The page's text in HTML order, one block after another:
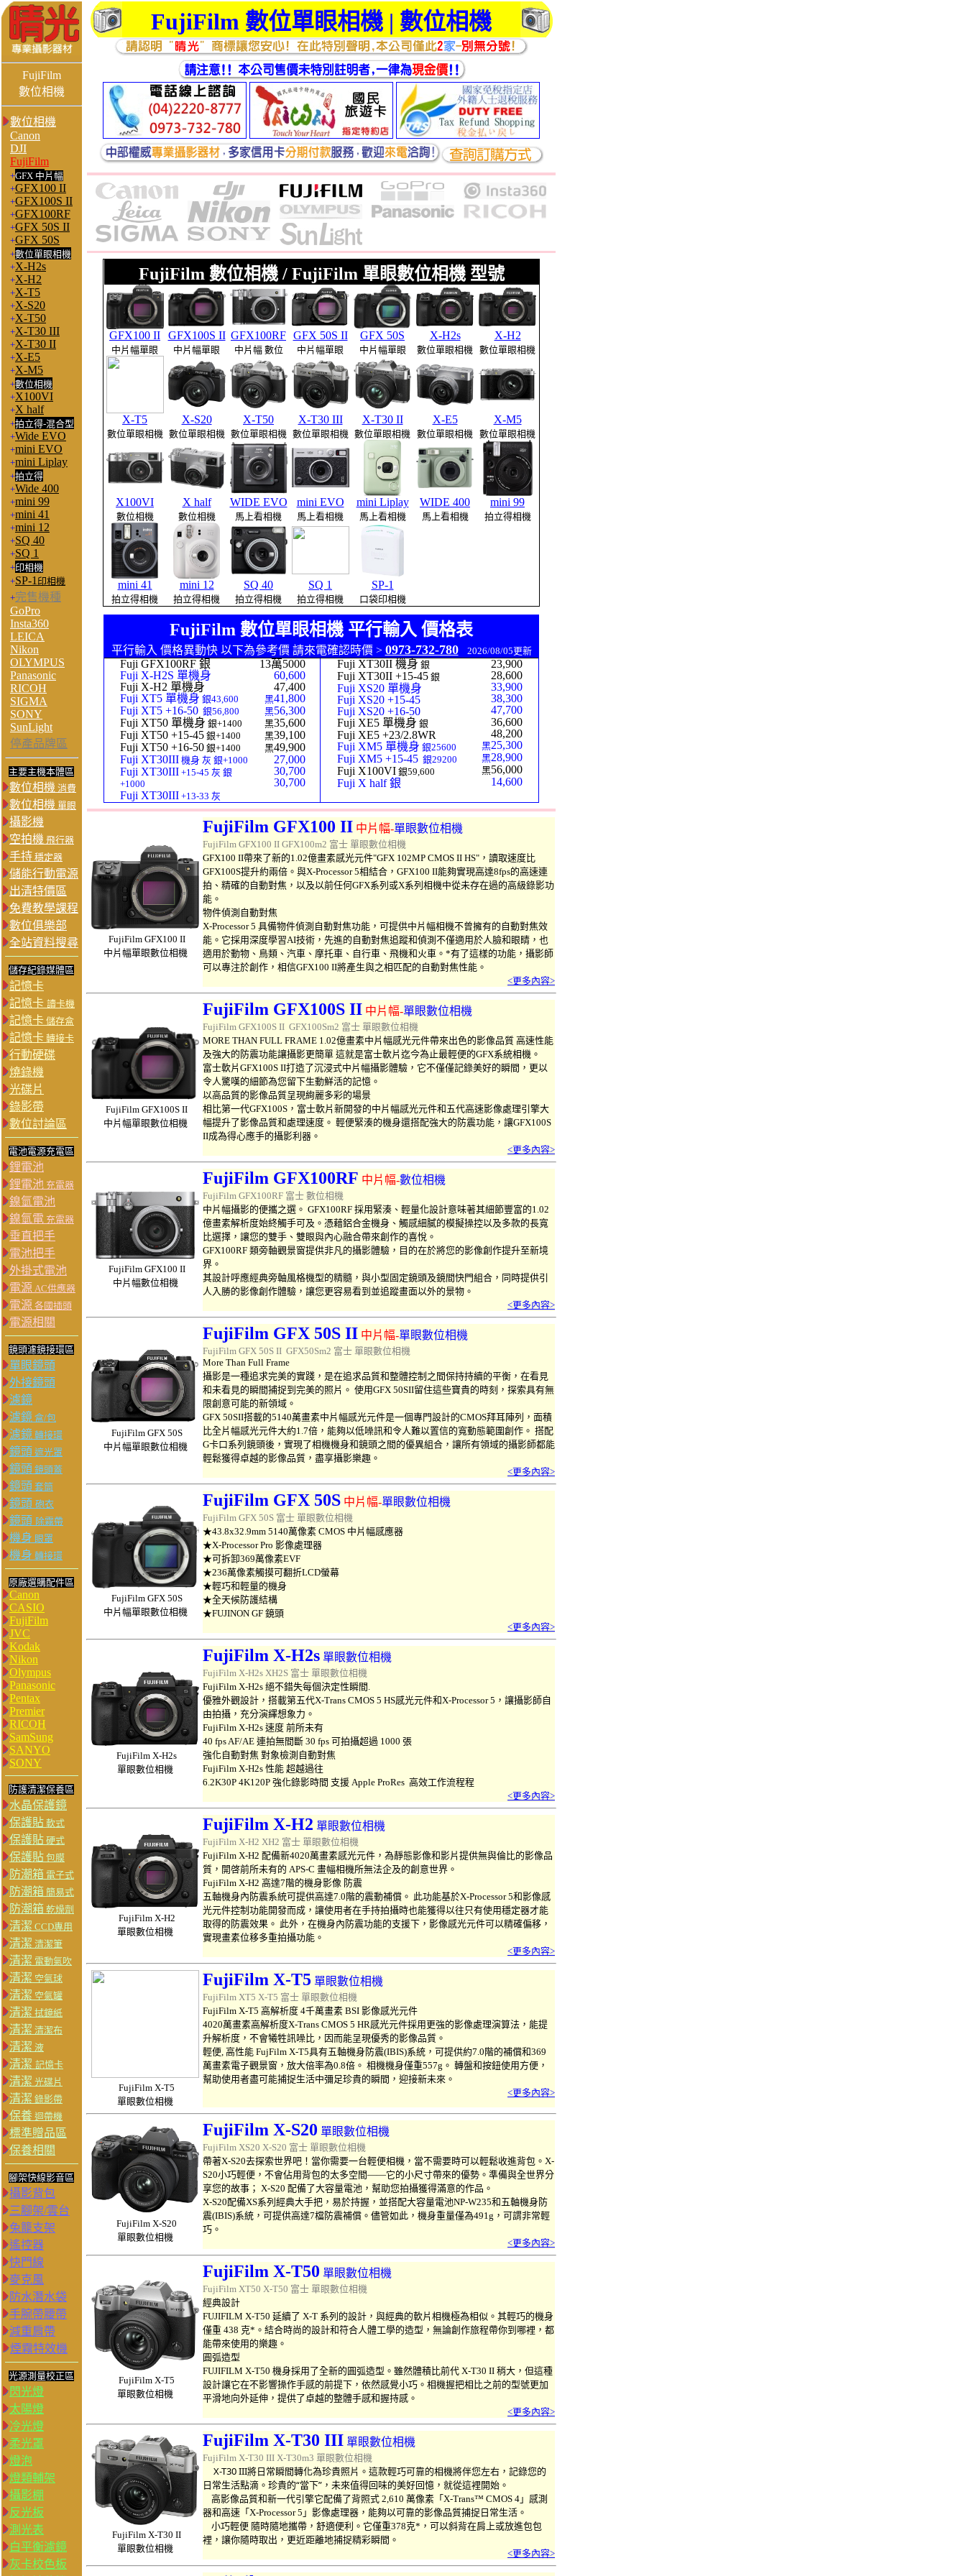
FujiFilm 數位單眼相機 | 數位相機
FujiFilm
數位相機
數位相機
Canon
DJI
FujiFilm
+GFX 中片幅
+GFX100 II
+GFX100S II
+GFX100RF
+GFX 50S II
+GFX 50S
+數位單眼相機
+X-H2s
+X-H2
+X-T5
+X-S20
+X-T50
+X-T30 III
+X-T30 II
+X-E5
+X-M5
+數位相機
+X100VI
+X half
+拍立得-混合型
+Wide EVO
+mini EVO
+mini Liplay
+拍立得
+Wide 400
+mini 99
+mini 41
+mini 12
+SQ 40
+SQ 1
+印相機
+SP-1 印相機
+完售機種
GoPro
Insta360
LEICA
Nikon
OLYMPUS
Panasonic
RICOH
SIGMA
SONY
SunLight
停產品牌區
主要主機本體區
數位相機 消費
數位相機 單眼
攝影機
空拍機 飛行器
手持 穩定器
儲能行動電源
出清特價區
免費教學課程
數位俱樂部
全站資料搜尋
儲存紀錄媒體區
記憶卡
記憶卡 讀卡機
記憶卡 儲存盒
記憶卡 轉接卡
行動硬碟
燒錄機
光碟片
錄影帶
數位討論區
電池電源充電區
鋰電池
鋰電池 充電器
鎳氫電池
鎳氫電 充電器
垂直把手
電池把手
外掛式電池
電源 AC供應器
電源 各國插頭
電源相關
鏡頭濾鏡接環區
單眼鏡頭
外接鏡頭
濾鏡
濾鏡 盒/包
濾鏡 轉接環
鏡頭 遮光罩
鏡頭 鏡頭蓋
鏡頭 套筒
鏡頭 砲衣
鏡頭 除霧帶
機身 眼罩
機身 轉接環
原廠選購配件區
Canon
CASIO
FujiFilm
JVC
Kodak
Nikon
Olympus
Panasonic
Pentax
Premier
RICOH
SamSung
SANYO
SONY
防護清潔保養區
水晶保護鏡
保護貼 軟式
保護貼 硬式
保護貼 包膜
防潮箱 電子式
防潮箱 簡易式
防潮箱 乾燥劑
清潔 CCD專用
清潔 清潔筆
清潔 電動氣吹
清潔 空氣球
清潔 空氣罐
清潔 拭鏡紙
清潔 清潔布
清潔 液
清潔 記憶卡
清潔 光碟片
清潔 錄影帶
保養 迴帶機
標準贈品區
保養相關
腳架快線影音區
攝影背包
三腳架/雲台
兔籠支架
遙控器
快門線
麥克風
防水潛水袋
手腕帶腰帶
減重肩帶
煙霧特效機
光源測量校正區
閃光燈
太陽燈
冷光燈
柔光罩
燈泡
燈類輔架
攝影棚
反光板
測光表
白平衡濾鏡
灰卡校色板
FujiFilm 數位相機 / FujiFilm 單眼數位相機 型號
GFX100 II
中片幅單眼
GFX100S II
中片幅單眼
GFX100RF
中片幅 數位
GFX 50S II
中片幅單眼
GFX 50S
中片幅單眼
X-H2s
數位單眼相機
X-H2
數位單眼相機
X-T5
數位單眼相機
X-S20
數位單眼相機
X-T50
數位單眼相機
X-T30 III
數位單眼相機
X-T30 II
數位單眼相機
X-E5
數位單眼相機
X-M5
數位單眼相機
X100VI
數位相機
X half
數位相機
WIDE EVO
馬上看相機
mini EVO
馬上看相機
mini Liplay
馬上看相機
WIDE 400
馬上看相機
mini 99
拍立得相機
mini 41
拍立得相機
mini 12
拍立得相機
SQ 40
拍立得相機
SQ 1
拍立得相機
SP-1
口袋印相機
FujiFilm 數位單眼相機 平行輸入 價格表
平行輸入 價格異動快 以下為參考價 請來電確認時價 > 0973-732-780 2026/08/05更新
Fuji GFX100RF 銀
Fuji X-H2S 單機身
Fuji X-H2 單機身
Fuji XT5 單機身 銀43,600
Fuji XT5 +16-50 銀56,800
Fuji XT50 單機身 銀+1400
Fuji XT50 +15-45 銀+1400
Fuji XT50 +16-50 銀+1400
Fuji XT30III 機身 灰 銀+1000
Fuji XT30III +15-45 灰 銀
+1000
Fuji XT30III +13-33 灰
13萬5000
60,600
47,400
黑41,800
黑56,300
黑35,600
黑39,100
黑49,900
27,000
30,700
30,700
Fuji XT30II 機身 銀
Fuji XT30II +15-45 銀
Fuji XS20 單機身
Fuji XS20 +15-45
Fuji XS20 +16-50
Fuji XE5 單機身 銀
Fuji XE5 +23/2.8WR
Fuji XM5 單機身 銀25600
Fuji XM5 +15-45 銀29200
Fuji X100VI 銀59,600
Fuji X half 銀
23,900
28,600
33,900
38,300
47,700
36,600
48,200
黑25,300
黑28,900
黑56,000
14,600
FujiFilmGFX100 II
中片幅單眼數位相機
FujiFilm GFX100 II 中片幅-單眼數位相機
FujiFilm GFX100 II GFX100m2 富士 單眼數位相機
GFX100 II帶來了新的1.02億畫素感光元件"GFX 102MP CMOS II HS"，讀取速度比
GFX100S提升約兩倍。與X-Processor 5相結合，GFX100 II能夠實現高達8fps的高速連
拍、精確的自動對焦，以及以前任何GFX系列或X系列相機中從未存在過的高級錄影功
能。
物件偵測自動對焦
X-Processor 5 具備物件偵測自動對焦功能，可提供中片幅相機不曾擁有的自動對焦效
能。它採用深度學習AI技術，先進的自動對焦追蹤和偵測不僅適用於人臉和眼睛，也
適用於動物、鳥類、汽車、摩托車、自行車、飛機和火車。*有了這樣的功能，攝影師
可以專注於創作，相信GFX100 II將產生與之相匹配的自動對焦性能。
<更多內容>
FujiFilm GFX100S II
中片幅單眼數位相機
FujiFilm GFX100S II 中片幅-單眼數位相機
FujiFilm GFX100S II GFX100Sm2 富士 單眼數位相機
MORE THAN FULL FRAME 1.02億畫素中片幅感光元件帶來出色的影像品質 高速性能
及強大的防震功能讓攝影更簡單 這就是富士軟片迄今為止最輕便的GFX系統相機。
富士軟片GFX100S II打造了沉浸式中片幅攝影體驗，它不僅僅記錄美好的瞬間，更以
令人驚嘆的細節為您留下生動鮮活的記憶。
以高品質的影像品質呈現絢麗多彩的場景
相比第一代GFX100S，富士軟片新開發的中片幅感光元件和五代高速影像處理引擎大
幅提升了影像品質和處理速度。 輕便緊湊的機身還搭配強大的防震功能，讓GFX100S
II成為得心應手的攝影利器。
<更多內容>
FujiFilmGFX100 II
中片幅數位相機
FujiFilm GFX100RF 中片幅-數位相機
FujiFilm GFX100RF 富士 數位相機
中片幅攝影的便攜之選。 GFX100RF 採用緊湊、輕量化設計意味著其細節豐富的1.02
億畫素解析度始終觸手可及。憑藉鋁合金機身、觸感細膩的模擬操控以及多款的長寬
比選擇，讓您的雙手、雙眼與內心融合帶來創作的喜悅。
GFX100RF 類旁軸觀景窗提供非凡的攝影體驗，目的在於將您的影像創作提升至新境
界。
其設計呼應經典旁軸風格機型的精髓，與小型固定鏡頭及鏡間快門組合，同時提供引
人入勝的影像創作體驗，讓您更容易看到並追蹤畫面以外的景物。
<更多內容>
FujiFilmGFX 50S
中片幅單眼數位相機
FujiFilm GFX 50S II 中片幅-單眼數位相機
FujiFilm GFX 50S II GFX50Sm2 富士 單眼數位相機
More Than Full Frame
攝影是一種追求完美的實踐，是在追求品質和整體控制之間保持持續的平衡，在看見
和未看見的瞬間捕捉到完美的照片。 使用GFX 50SII留住這些寶貴的時刻，探索具有無
限創意可能的新領域。
GFX 50SII搭載的5140萬畫素中片幅感光元件是一個專門設計的CMOS拜耳陣列，面積
比全片幅感光元件大約1.7倍，能夠以低噪訊和令人難以置信的寬動態範圍創作。 搭配
G卡口系列鏡頭後，實現了相機機身和鏡頭之間的優異組合，讓所有領域的攝影師都能
輕鬆獲得卓越的影像品質，盡享攝影樂趣。
<更多內容>
FujiFilmGFX 50S
中片幅單眼數位相機
FujiFilm GFX 50S 中片幅-單眼數位相機
FujiFilm GFX 50S 富士 單眼數位相機
★43.8x32.9mm 5140萬像素 CMOS 中片幅感應器
★X-Processor Pro 影像處理器
★可拆卸369萬像素EVF
★236萬像素觸摸可翻折LCD螢幕
★輕巧和輕量的機身
★全天候防護結構
★FUJINON GF 鏡頭
<更多內容>
FujiFilm X-H2s
單眼數位相機
FujiFilm X-H2s 單眼數位相機
FujiFilm X-H2s XH2S 富士 單眼數位相機
FujiFilm X-H2s 絕不錯失每個決定性瞬間.
優雅外觀設計，搭載第五代X-Trans CMOS 5 HS感光元件和X-Processor 5，讓攝影師自
由拍攝，充分演繹想象力。
FujiFilm X-H2s 速度 前所未有
40 fps AF/AE 連拍無間斷 30 fps 可拍攝超過 1000 張
強化自動對焦 對象檢測自動對焦
FujiFilm X-H2s 性能 超越過往
6.2K30P 4K120P 強化錄影時間 支援 Apple ProRes 高效工作流程程
<更多內容>
FujiFilmX-H2
單眼數位相機
FujiFilm X-H2 單眼數位相機
FujiFilm X-H2 XH2 富士 單眼數位相機
FujiFilm X-H2 配備新4020萬畫素感光元件，為靜態影像和影片提供無與倫比的影像品
質，開啓前所未有的 APS-C 畫幅相機所無法企及的創意世界。
FujiFilm X-H2 高達7階的機身影像 防震
五軸機身內防震系統可提供高達7.0階的震動補償。 此功能基於X-Processor 5和影像感
光元件控制功能開發而成，讓使用者在手持拍攝時也能獲得以往只有使用穩定器才能
取得的防震效果。 此外，在機身內防震功能的支援下，影像感光元件可以精確偏移，
實現畫素位移多重拍攝功能。
<更多內容>
FujiFilm X-T5
單眼數位相機
FujiFilm X-T5 單眼數位相機
FujiFilm XT5 X-T5 富士 單眼數位相機
FujiFilm X-T5 高解析度 4千萬畫素 BSI 影像感光元件
4020萬畫素高解析度X-Trans CMOS 5 HR感光元件採用更強的影像處理演算法，能提
升解析度，不會犧牲訊噪比，因而能呈現優秀的影像品質。
輕便, 高性能 FujFilm X-T5具有五軸機身防震(IBIS)系統，可提供約7.0階的補償和369
萬畫素電子觀景窗，放大倍率為0.8倍。 相機機身僅重557g。 轉盤和按鈕使用方便，
幫助使用者盡可能捕捉生活中彌足珍貴的瞬間，迎接新未來。
<更多內容>
FujiFilm X-S20
單眼數位相機
FujiFilm X-S20 單眼數位相機
FujiFilm XS20 X-S20 富士 單眼數位相機
帶著X-S20去探索世界吧！當你需要一台輕便相機，當不需要時可以輕鬆收進背包。X-
S20小巧輕便，不會佔用背包的太多空間——它的小尺寸帶來的優勢。準備與全世界分
享您的故事； X-S20 配備了大容量電池，幫助您拍攝獲得滿意的作品。
X-S20配備XS系列經典大手把，易於持握，並搭配大容量電池NP-W235和五軸機身防
震(IBIS)系統，可提供高達7檔防震補償。儘管如此，機身重量僅為491g，可謂非常輕
巧。
<更多內容>
FujiFilm X-T5
單眼數位相機
FujiFilm X-T50 單眼數位相機
FujiFilm XT50 X-T50 富士 單眼數位相機
經典設計
FUJIFILM X-T50 延續了 X-T 系列的設計，與經典的軟片相機極為相似。其輕巧的機身
僅重 438 克*。結合時尚的設計和符合人體工學的造型，無論創作旅程帶你到哪裡，都
能帶來使用的樂趣。
圓弧造型
FUJIFILM X-T50 機身採用了全新的圓弧造型。雖然體積比前代 X-T30 II 稍大，但這種
設計讓它在不影響操作手感的前提下，依然感覺小巧。相機握把相比之前的型號更加
平滑地向外延伸，提供了卓越的整體手感和握持感。
<更多內容>
FujiFilm X-T30 II
單眼數位相機
FujiFilm X-T30 III 單眼數位相機
FujiFilm X-T30 III X-T30m3 單眼數位相機
X-T30 III將日常瞬間轉化為珍貴照片。這款輕巧可靠的相機將伴您左右，記錄您的
日常生活點滴。珍貴的“當下”，未來值得回味的美好回憶，就從這裡開始。
高影像品質和新一代引擎它配備了背照式 2,610 萬像素「X-Trans™ CMOS 4」感測
器和高速「X-Processor 5」影像處理器，能夠以可靠的影像品質捕捉日常生活。
小巧輕便 隨時隨地攜帶，舒適便利。它僅重378克*，可以斜背在肩上或放進包包
裡，讓你隨時取出，更近距離地捕捉精彩瞬間。
<更多內容>